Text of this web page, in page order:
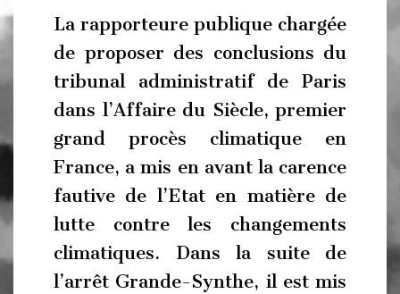
La rapporteure publique chargée
de proposer des conclusions du
tribunal administratif de Paris
dans l’Affaire du Siècle, premier
grand procès climatique en
France, a mis en avant la carence
fautive de l’Etat en matière de
lutte contre les changements
climatiques. Dans la suite de
l’arrêt Grande-Synthe, il est mis